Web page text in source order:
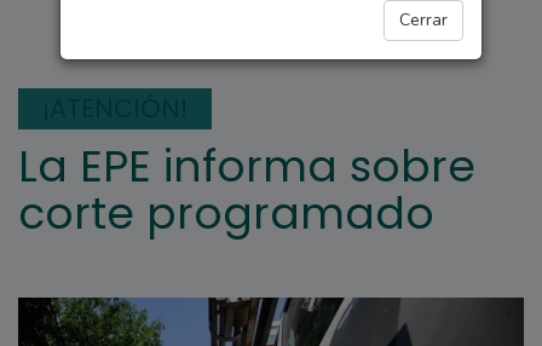
Cerrar
La EPE informa sobre
corte programado